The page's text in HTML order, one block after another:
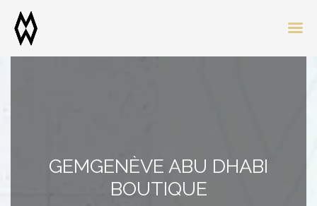
GEMGENÈVE ABU DHABI
BOUTIQUE